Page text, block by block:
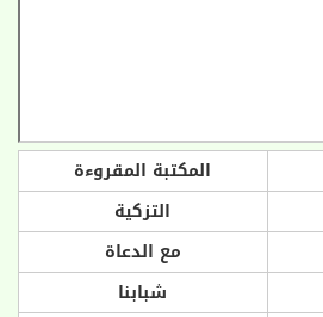
المكتبة المقروءة
التزكية
مع الدعاة
شبابنا